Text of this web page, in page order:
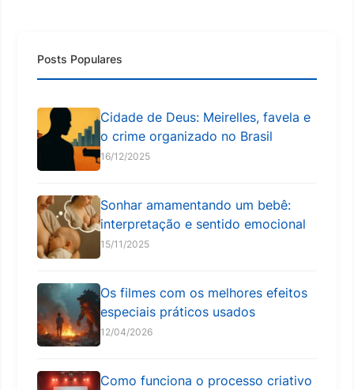
Posts Populares
Cidade de Deus: Meirelles, favela e
o crime organizado no Brasil
16/12/2025
Sonhar amamentando um bebê:
interpretação e sentido emocional
15/11/2025
Os filmes com os melhores efeitos
especiais práticos usados
12/04/2026
Como funciona o processo criativo